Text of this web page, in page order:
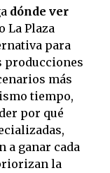
dónde ver
La Plaza
para
producciones
más
tiempo,
por qué
a ganar cada
la